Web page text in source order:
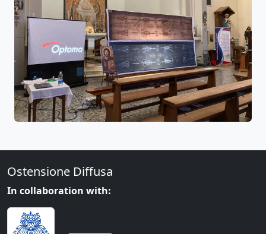
Ostensione Diffusa
In collaboration with: